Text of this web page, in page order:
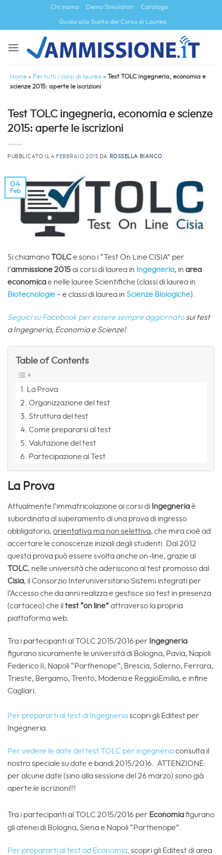
contenuti
Chi siamo Demo Simulatori Catalogo
Guida alla Scelta del Corso di Laurea
Home » Per tutti i corsi di laurea » Test TOLC ingegneria, economia e
scienze 2015: aperte le iscrizioni
Test TOLC ingegneria, economia e scienze
2015: aperte le iscrizioni
PUBBLICATO IL 4 FEBBRAIO 2015 DA ROSSELLA BIANCO
04
Feb
Si chiamanoTOLCe sono i “Test On Line CISIA” per
l’ammissione 2015ai corsi di laurea in Ingegneria, in area
economicae nelle lauree Scientifiche (classi di laurea in
Biotecnologie – e classi di laurea in Scienze Biologiche).
Seguici su Facebook per essere sempre aggiornatosui test
a Ingegneria, Economia e Scienze!
Table of Contents
La Prova
Organizzazione del test
Struttura del test
Come prepararsi al test
Valutazione del test
Partecipazione al Test
La Prova
Attualmente l’immatricolazione ai corsi di Ingegneriaè
subordinata al superamento di una prova di ingresso
obbligatoria, orientativa ma non selettiva, che mira cioè ad
accertare le conoscenze iniziali degli studenti. Dal 2012
questa prova può essere svolta anche on-line, grazie al
TOLC, nelle università che aderiscono al test promosso dal
Cisia, il Consorzio Interuniversitario Sistemi integrati per
l’Accesso che da anni realizza e gestisce sia test in presenza
(cartaceo) che il test “on line”attraverso la propria
piattaforma web.
Tra i partecipanti al TOLC 2015/2016 per Ingegneria
figurano sicuramente le università di Bologna, Pavia, Napoli
Federico II, Napoli “Parthenope”, Brescia, Salerno, Ferrara,
Trieste, Bergamo, Trento, Modena e ReggioEmilia, e infine
Cagliari.
Per prepararti al test di Ingegneriascopri gli Editest per
Ingegneria.
Per vedere le date del test TOLC per ingegneriaconsulta il
nostro speciale su date e bandi 2015/2016. ATTENZIONE:
per alcune date (sino alla sessione del 26 marzo) sono già
aperte le iscrizioni!!!
Tra i partecipanti al TOLC 2015/2016 per Economiafigurano
gli atenei di Bologna, Siena e Napoli “Parthenope”.
Per prepararti al test ad Economia, scopri gli Editest di area